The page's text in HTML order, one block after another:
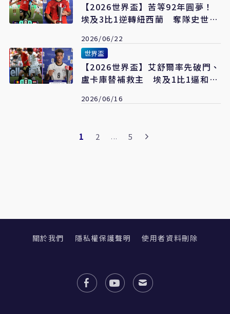
【2026世界盃】苦等92年圓夢！
埃及3比1逆轉紐西蘭 奪隊史世界
2026/06/22
世界盃
【2026世界盃】艾舒爾率先破門、
盧卡庫替補救主 埃及1比1逼和比
2026/06/16
1 2 ... 5
關於我們 隱私權保護聲明 使用者資料刪除